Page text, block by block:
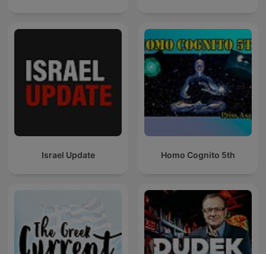
Israel Update Homo Cognito 5th